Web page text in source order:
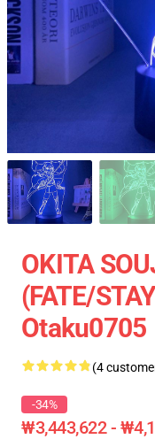
OKITA
(FATE/
Otaku0705
(4
-34%
₩3,443,622 -